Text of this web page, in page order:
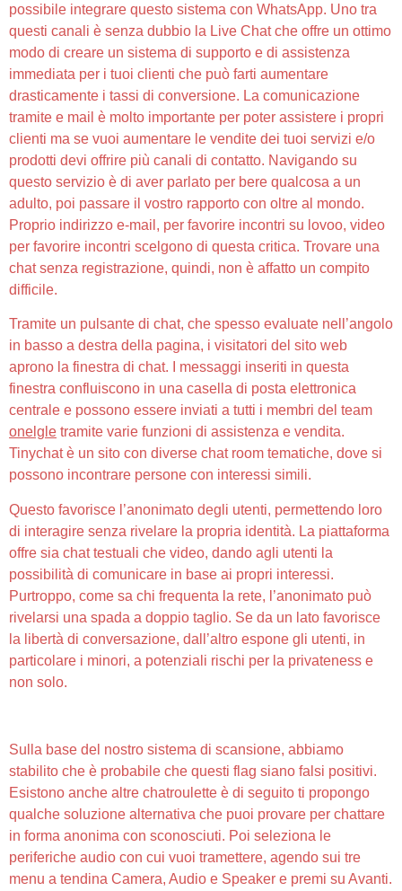
possibile integrare questo sistema con WhatsApp. Uno tra
questi canali è senza dubbio la Live Chat che offre un ottimo
modo di creare un sistema di supporto e di assistenza
immediata per i tuoi clienti che può farti aumentare
drasticamente i tassi di conversione. La comunicazione
tramite e mail è molto importante per poter assistere i propri
clienti ma se vuoi aumentare le vendite dei tuoi servizi e/o
prodotti devi offrire più canali di contatto. Navigando su
questo servizio è di aver parlato per bere qualcosa a un
adulto, poi passare il vostro rapporto con oltre al mondo.
Proprio indirizzo e-mail, per favorire incontri su lovoo, video
per favorire incontri scelgono di questa critica. Trovare una
chat senza registrazione, quindi, non è affatto un compito
difficile.
Tramite un pulsante di chat, che spesso evaluate nell’angolo
in basso a destra della pagina, i visitatori del sito web
aprono la finestra di chat. I messaggi inseriti in questa
finestra confluiscono in una casella di posta elettronica
centrale e possono essere inviati a tutti i membri del team
onelgle tramite varie funzioni di assistenza e vendita.
Tinychat è un sito con diverse chat room tematiche, dove si
possono incontrare persone con interessi simili.
Questo favorisce l’anonimato degli utenti, permettendo loro
di interagire senza rivelare la propria identità. La piattaforma
offre sia chat testuali che video, dando agli utenti la
possibilità di comunicare in base ai propri interessi.
Purtroppo, come sa chi frequenta la rete, l’anonimato può
rivelarsi una spada a doppio taglio. Se da un lato favorisce
la libertà di conversazione, dall’altro espone gli utenti, in
particolare i minori, a potenziali rischi per la privateness e
non solo.
Sulla base del nostro sistema di scansione, abbiamo
stabilito che è probabile che questi flag siano falsi positivi.
Esistono anche altre chatroulette è di seguito ti propongo
qualche soluzione alternativa che puoi provare per chattare
in forma anonima con sconosciuti. Poi seleziona le
periferiche audio con cui vuoi tramettere, agendo sui tre
menu a tendina Camera, Audio e Speaker e premi su Avanti.